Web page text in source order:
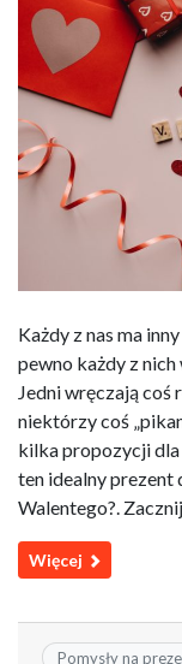
Każdy z nas ma
pewno każdy z
Jedni wręczają coś
niektórzy coś
kilka propozycji dla
ten idealny prezent
Walentego?.
Więcej
Pomysły na